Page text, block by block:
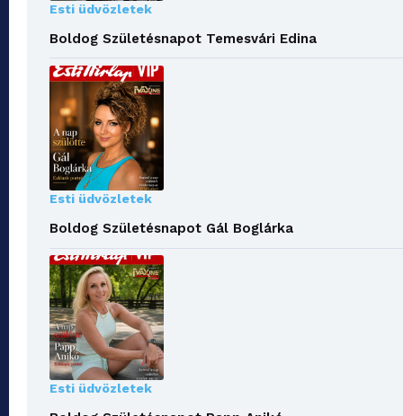
Esti üdvözletek
Boldog Születésnapot Temesvári Edina
Esti üdvözletek
Boldog Születésnapot Gál Boglárka
Esti üdvözletek